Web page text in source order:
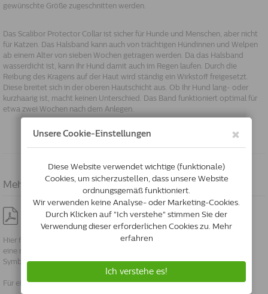
gewünschte Größe zugeschnitten werden.
Das Scalibor Protector Collar ist sicher für Hunde und Menschen, aber nicht
für Katzen. Das Halsband kann auch von trächtigen Hündinnen und Welpen
ab einem Alter von sieben Wochen getragen werden. Da das Halsband
wasserdicht ist, kann Ihr Hund damit auch im Regen laufen. Durch die
Reibung des Kragens auf der Haut wird ständig ein Wirkstoff freigesetzt.
Diese breitet sich in der oberen Hautschicht aus. Ob Ihr Hund lang- oder
kurzhaarig ist, macht keinen Unterschied. Das Band funktioniert optimal für
etwa zwei Wochen nach dem Anlegen.
-Dies ist eine automatisierte Übersetzung-
Mehr Info
Packungsbeilage Scalibor Protectorband
Hier finden Sie die Packungsbeilage im PDF-Format. Sie können diese für
eine mögliche zukünftige Verwendung speichern. Wenn Sie auf das PDF-
Symbol klicken, wird ein neuer Bildschirm oder ein neues Popup geöffnet.
Für ein Popup muss Ihr Browser so eingestellt sein, dass dies möglich ist.